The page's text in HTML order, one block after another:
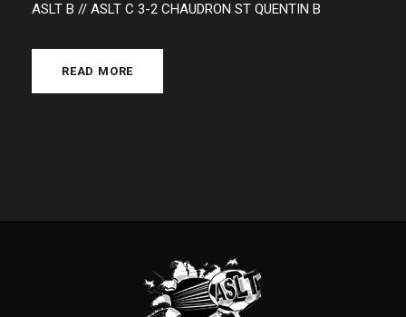
ASLT B // ASLT C 3-2 CHAUDRON ST QUENTIN B
READ MORE